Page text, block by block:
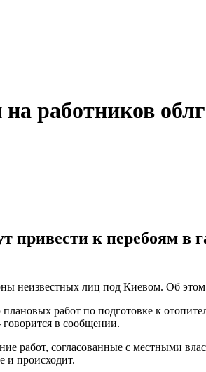
работников
привести к перебоям в
неизвестных лиц под Киевом. Об
работ по подготовке к
в сообщении.
работ, согласованные с местными
и происходит.